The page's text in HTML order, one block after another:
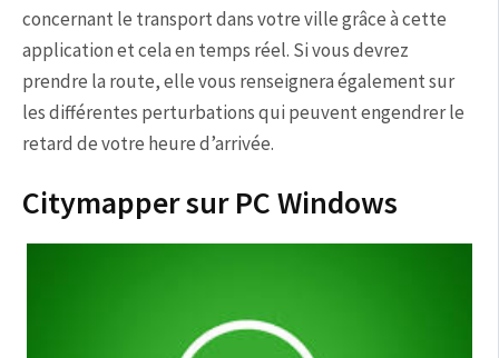
concernant le transport dans votre ville grâce à cette
application et cela en temps réel. Si vous devrez
prendre la route, elle vous renseignera également sur
les différentes perturbations qui peuvent engendrer le
retard de votre heure d’arrivée.
Citymapper sur PC Windows